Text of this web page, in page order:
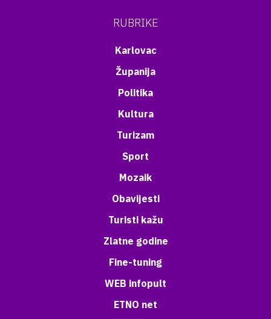
RUBRIKE
Karlovac
Županija
Politika
Kultura
Turizam
Sport
Mozaik
Obavijesti
Turisti kažu
Zlatne godine
Fine-tuning
WEB infopult
ETNO net